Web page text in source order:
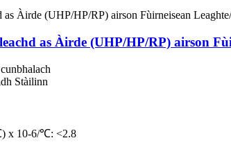
as Àirde (UHP/HP/RP) airson
Stàilinn
x 10-6/℃: <2.8